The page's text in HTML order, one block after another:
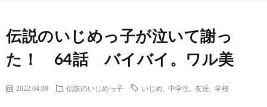
伝説のいじめっ子が泣いて謝っ
た！ 64話 バイバイ。ワル美
2022.04.09 伝説のいじめっ子 いじめ 中学生 友達 学校